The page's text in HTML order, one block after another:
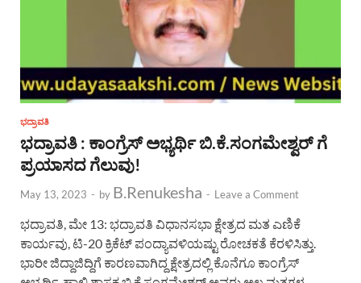
ಭದ್ರಾವತಿ
ಭದ್ರಾವತಿ : ಕಾಂಗ್ರೆಸ್ ಅಭ್ಯರ್ಥಿ ಬಿ.ಕೆ.ಸಂಗಮೇಶ್ವರ್ ಗೆ
ಪ್ರಯಾಸದ ಗೆಲುವು!
May 13, 2023 - by B.Renukesha - Leave a Comment
ಭದ್ರಾವತಿ, ಮೇ 13: ಭದ್ರಾವತಿ ವಿಧಾನಸಭಾ ಕ್ಷೇತ್ರದ ಮತ ಎಣಿಕೆ
ಕಾರ್ಯವು, ಟಿ-20 ಕ್ರಿಕೆಟ್ ಪಂದ್ಯಾವಳಿಯಷ್ಟು ರೋಚಕತೆ ಕೆರಳಿಸಿತ್ತು.
ಭಾರೀ ಜಿದ್ದಾಜಿದ್ದಿಗೆ ಕಾರಣವಾಗಿದ್ದ ಕ್ಷೇತ್ರದಲ್ಲಿ ಕೊನೆಗೂ ಕಾಂಗ್ರೆಸ್